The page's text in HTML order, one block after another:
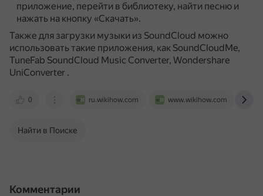
приложение, перейти в библиотеку, найти песню и
нажать на кнопку «Скачать».
Также для загрузки музыки из SoundCloud можно
использовать такие приложения, как SoundCloudMe,
TuneFab SoundCloud Music Converter, Wondershare
UniConverter .
0 ru.wikihow.com www.wikihow.com
Найти в Поиске
Комментарии